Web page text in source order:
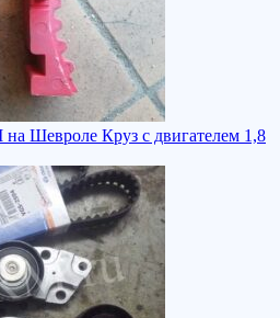
Шевроле Круз с двигателем 1,8